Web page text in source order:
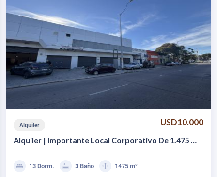
Alquiler USD10.000
Alquiler | Importante Local Corporativo De 1.475 M²
13 Dorm. 3 Baño 1475 m²